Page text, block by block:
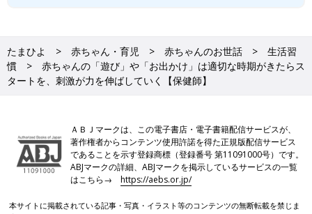
たまひよ 赤ちゃん・育児 赤ちゃんのお世話
生活習
慣
赤ちゃんの「遊び」や「お出かけ」は適切な時期がきたらス
タートを、刺激が力を伸ばしていく【保健師】
ＡＢＪマークは、この電子書店・電子書籍配信サービスが、
著作権者からコンテンツ使用許諾を得た正規版配信サービス
であることを示す登録商標（登録番号 第11091000号）です。
ABJマークの詳細、ABJマークを掲示しているサービスの一覧
はこちら→https://aebs.or.jp/
本サイトに掲載されている記事・写真・イラスト等のコンテンツの無断転載を禁じま